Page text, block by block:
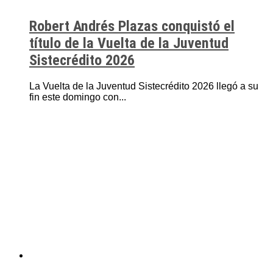
Robert Andrés Plazas conquistó el
título de la Vuelta de la Juventud
Sistecrédito 2026
La Vuelta de la Juventud Sistecrédito 2026 llegó a su
fin este domingo con...